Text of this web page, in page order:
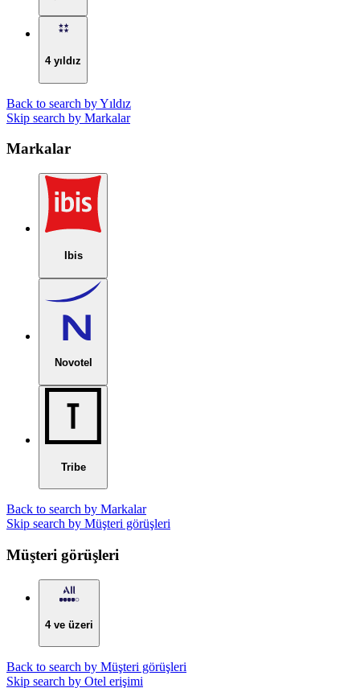
4 yıldız
Back to search by Yıldız
Skip search by Markalar
Markalar
Ibis
Novotel
Tribe
Back to search by Markalar
Skip search by Müşteri görüşleri
Müşteri görüşleri
4 ve üzeri
Back to search by Müşteri görüşleri
Skip search by Otel erişimi